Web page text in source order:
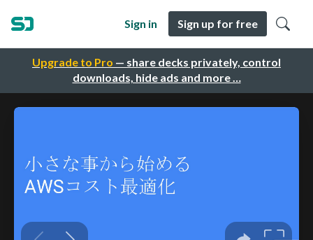
Upgrade to Pro — share decks privately, control
downloads, hide ads and more …
Sign in Sign up for free